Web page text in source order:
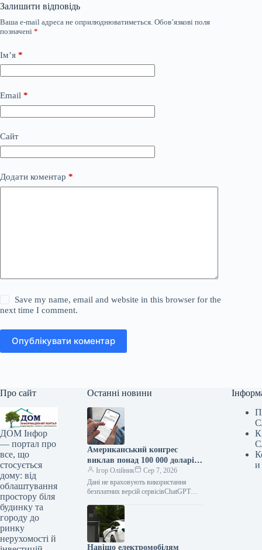
Залишити відповідь
Ваша e-mail адреса не оприлюднюватиметься. Обов’язкові поля
позначені *
Ім’я *
Email *
Сайт
Додати коментар *
Save my name, email and website in this browser for the
next time I comment.
Опублікувати коментар
Про сайт
ДОМ Інфор
— портал про
все, що
стосується
дому: від
облаштування
простору біля
будинку та
городу до
ринку
нерухомості й
Останні новини
Американський конгрес
виклав понад 100 000 доларів
на ChatGPT.
Ігор Олійник
Сер 7, 2026
Дані не враховують використання
безплатних версій сервісівChatGPT
інструменту штучного інтелекту в
американському Конгресі. На
розробку
Навіщо електромобілям
и